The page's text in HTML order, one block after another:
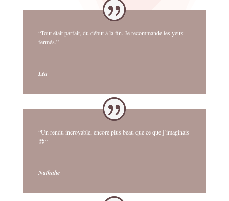
“Tout était parfait, du début à la fin. Je recommande les yeux
fermés.”
Léa
“Un rendu incroyable, encore plus beau que ce que j’imaginais
😍”
Nathalie